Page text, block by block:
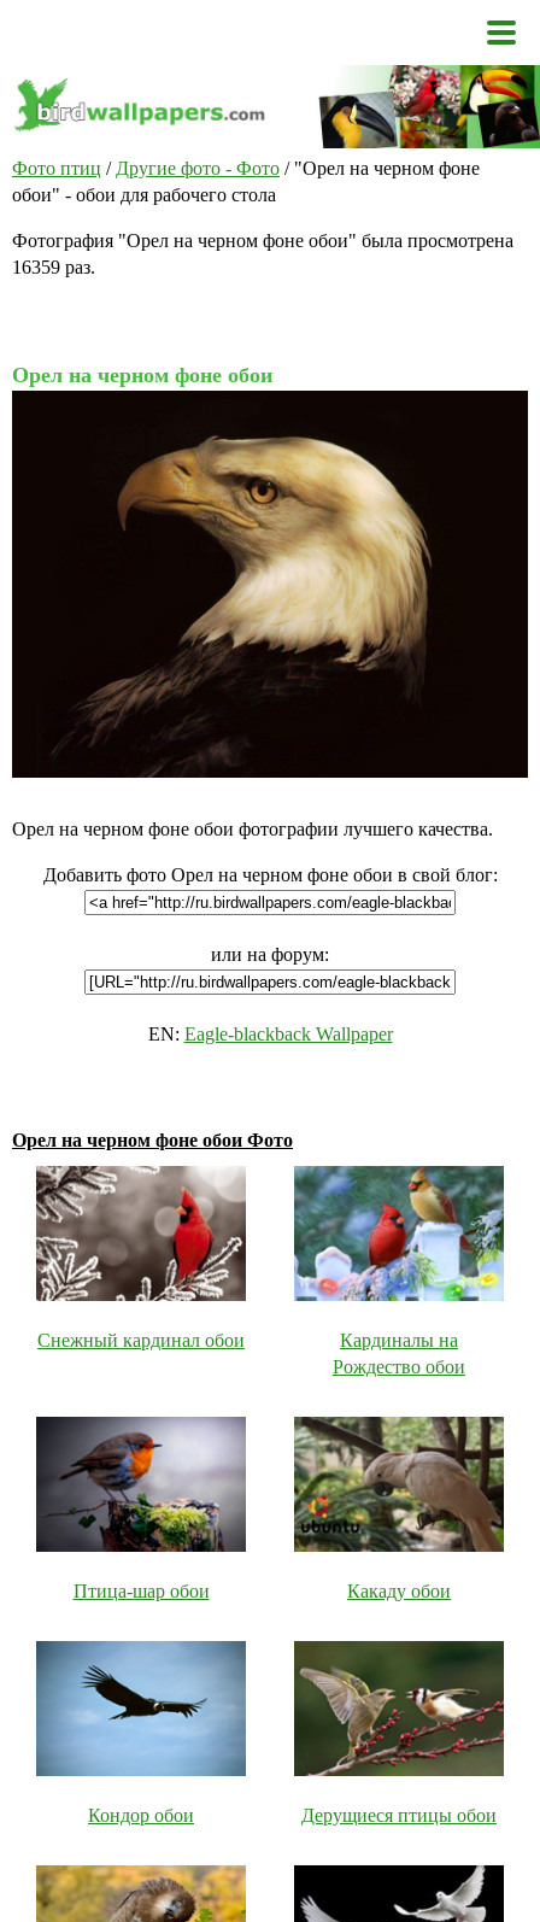
Фото птиц / Другие фото - Фото / "Орел на черном фоне
обои" - обои для рабочего стола
Фотография "Орел на черном фоне обои" была просмотрена
16359 раз.
Орел на черном фоне обои
Орел на черном фоне обои фотографии лучшего качества.
Добавить фото Орел на черном фоне обои в свой блог:
или на форум:
EN: Eagle-blackback Wallpaper
Орел на черном фоне обои Фото
Снежный кардинал обои
Кардиналы на
Рождество обои
Птица-шар обои Какаду обои
Кондор обои Дерущиеся птицы обои